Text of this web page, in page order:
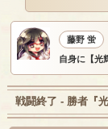
藤野 蛍
自身に【光
戦闘終了 - 勝者『光